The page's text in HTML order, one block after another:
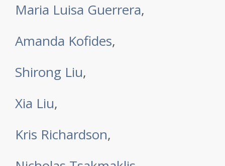
Maria Luisa Guerrera,
Amanda Kofides,
Shirong Liu,
Xia Liu,
Kris Richardson,